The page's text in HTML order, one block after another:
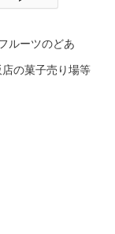
ルーツのどあ
の菓子売り場等